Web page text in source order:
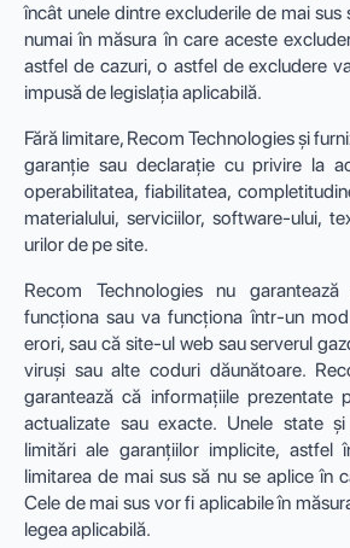
încât unele dintre excluderile de mai sus
numai în măsura în care aceste
astfel de cazuri, o astfel de excludere
impusă de legislația aplicabilă.
Fără limitare, Recom Technologies și
garanție sau declarație cu privire la
operabilitatea, fiabilitatea,
materialului, serviciilor, software-ului,
urilor de pe site.
Recom Technologies nu
funcționa sau va funcționa într-un
erori, sau că site-ul web sau serverul
viruși sau alte coduri dăunătoare.
garantează că informațiile prezentate
actualizate sau exacte. Unele state
limitări ale garanțiilor implicite, astfel
limitarea de mai sus să nu se aplice în
Cele de mai sus vor fi aplicabile în
legea aplicabilă.